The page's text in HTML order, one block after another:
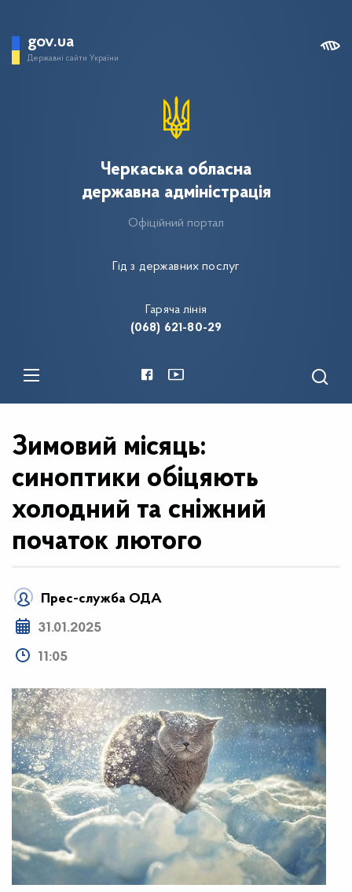
gov.ua
Державні сайти України
Гід з державних послуг
Черкаська обласна
державна адміністрація
Офіційний портал
Гаряча лінія
(068) 621-80-29
Зимовий місяць:
синоптики обіцяють
холодний та сніжний
початок лютого
Прес-служба ОДА
31.01.2025
11:05